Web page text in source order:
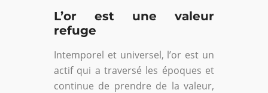
L’or est une valeur
refuge
Intemporel et universel, l’or est un
actif qui a traversé les époques et
continue de prendre de la valeur,